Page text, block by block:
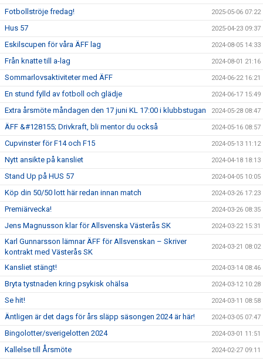
Fotbollströje fredag! 2025-05-06 07:22
Hus 57 2025-04-23 09:37
Eskilscupen för våra ÄFF lag 2024-08-05 14:33
Från knatte till a-lag 2024-08-01 21:16
Sommarlovsaktiviteter med ÄFF 2024-06-22 16:21
En stund fylld av fotboll och glädje 2024-06-17 15:49
Extra årsmöte måndagen den 17 juni KL 17:00 i klubbstugan 2024-05-28 08:47
ÄFF &#128155; Drivkraft, bli mentor du också 2024-05-16 08:57
Cupvinster för F14 och F15 2024-05-13 11:12
Nytt ansikte på kansliet 2024-04-18 18:13
Stand Up på HUS 57 2024-04-05 10:05
Köp din 50/50 lott här redan innan match 2024-03-26 17:23
Premiärvecka! 2024-03-26 08:35
Jens Magnusson klar för Allsvenska Västerås SK 2024-03-22 15:31
Karl Gunnarsson lämnar ÄFF för Allsvenskan – Skriver
kontrakt med Västerås SK
2024-03-21 08:02
Kansliet stängt! 2024-03-14 08:46
Bryta tystnaden kring psykisk ohälsa 2024-03-12 10:28
Se hit! 2024-03-11 08:58
Äntligen är det dags för års släpp säsongen 2024 är här! 2024-03-05 07:47
Bingolotter/sverigelotten 2024 2024-03-01 11:51
Kallelse till Årsmöte 2024-02-27 09:11